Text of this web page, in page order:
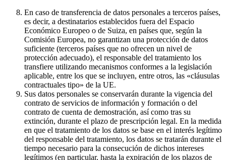
En caso de transferencia de datos personales a terceros países,
es decir, a destinatarios establecidos fuera del Espacio
Económico Europeo o de Suiza, en países que, según la
Comisión Europea, no garantizan una protección de datos
suficiente (terceros países que no ofrecen un nivel de
protección adecuado), el responsable del tratamiento los
transfiere utilizando mecanismos conformes a la legislación
aplicable, entre los que se incluyen, entre otros, las «cláusulas
contractuales tipo» de la UE.
Sus datos personales se conservarán durante la vigencia del
contrato de servicios de información y formación o del
contrato de cuenta de demostración, así como tras su
extinción, durante el plazo de prescripción legal. En la medida
en que el tratamiento de los datos se base en el interés legítimo
del responsable del tratamiento, los datos se tratarán durante el
tiempo necesario para la consecución de dichos intereses
legítimos (en particular, hasta la expiración de los plazos de